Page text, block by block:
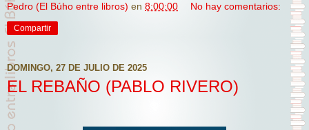
Pedro (El Búho entre libros) en 8:00:00 No hay comentarios:
Compartir
DOMINGO, 27 DE JULIO DE 2025
EL REBAÑO (PABLO RIVERO)